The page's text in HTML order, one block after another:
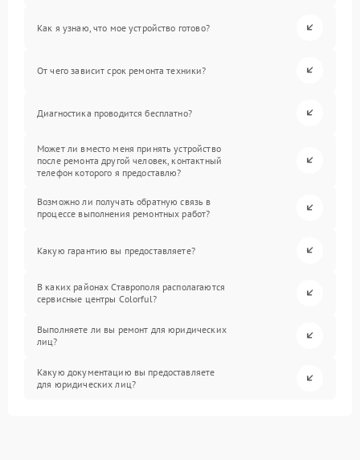
Как я узнаю, что мое устройство готово?
От чего зависит срок ремонта техники?
Диагностика проводится бесплатно?
Может ли вместо меня принять устройство
после ремонта другой человек, контактный
телефон которого я предоставлю?
Возможно ли получать обратную связь в
процессе выполнения ремонтных работ?
Какую гарантию вы предоставляете?
В каких районах Ставрополя располагаются
сервисные центры Colorful?
Выполняете ли вы ремонт для юридических
лиц?
Какую документацию вы предоставляете
для юридических лиц?